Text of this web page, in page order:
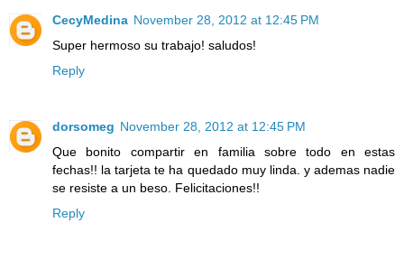
CecyMedina November 28, 2012 at 12:45 PM
Super hermoso su trabajo! saludos!
Reply
dorsomeg November 28, 2012 at 12:45 PM
Que bonito compartir en familia sobre todo en estas
fechas!! la tarjeta te ha quedado muy linda. y ademas nadie
se resiste a un beso. Felicitaciones!!
Reply